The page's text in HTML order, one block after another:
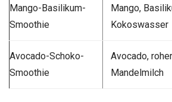
Mango-Basilikum-
Smoothie
Mango,
Kokoswasser
Avocado-Schoko-
Smoothie
Avocado,
Mandelmilch